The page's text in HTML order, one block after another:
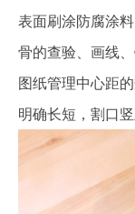
表面刷涂防腐涂
骨的查验、画线
图纸管理中心距
明确长短，割口